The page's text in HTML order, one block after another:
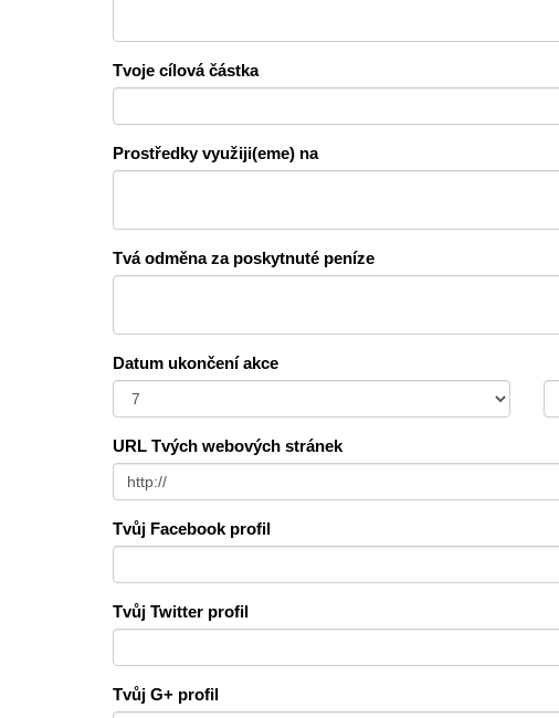
Tvoje cílová částka
Prostředky využiji(eme) na
Tvá odměna za poskytnuté peníze
Datum ukončení akce
URL Tvých webových stránek
Tvůj Facebook profil
Tvůj Twitter profil
Tvůj G+ profil